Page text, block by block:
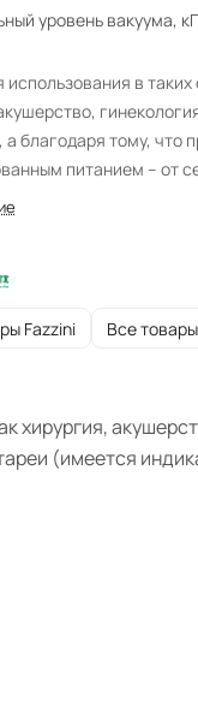
уровень вакуума,
в таких
а благодаря тому, что
питанием – от
батареи (имеется
условиях.
Fazzini Все
хирургия,
(имеется